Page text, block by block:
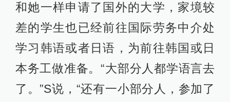
和她一样申请了国外的大学，家境较
差的学生也已经前往国际劳务中介处
学习韩语或者日语，为前往韩国或日
本务工做准备。“大部分人都学语言去
了。”S说，“还有一小部分人，参加了